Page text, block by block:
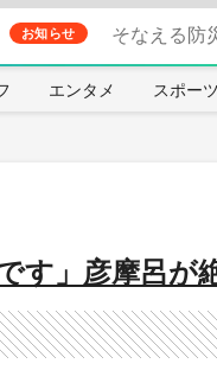
お知らせ そなえる防
エンタメ スポーツ
す」彦摩呂